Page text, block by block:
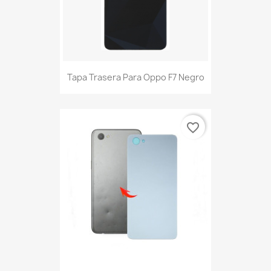
Tapa Trasera Para Oppo F7 Negro
favorite_border